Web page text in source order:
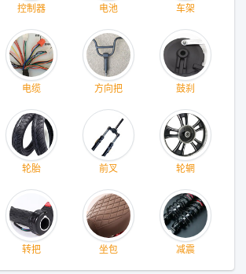
控制器 电池 车架
电缆 方向把 鼓刹
轮胎 前叉 轮辋
转把 坐包 减震